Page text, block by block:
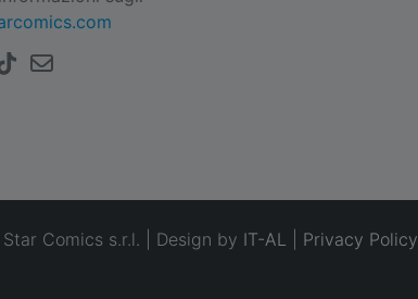
Comics s.r.l. | Design by IT-AL Privacy Policy